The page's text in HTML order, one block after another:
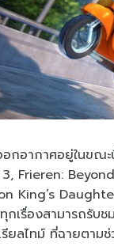
อกอากาศอยู่ในข
3, Frieren:
King’s
เรื่องสามารถรับ
ยลไทม์ ที่ฉายตาม